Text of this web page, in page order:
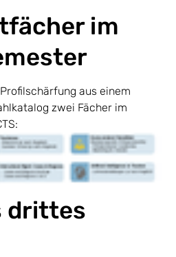
im
aus einem
zwei Fächer im
drittes